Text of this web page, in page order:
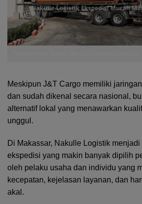
Meskipun J&T Cargo memiliki
dan sudah dikenal secara nasional,
alternatif lokal yang menawarkan
unggul.
Di Makassar, Nakulle Logistik
ekspedisi yang makin banyak dipilih
oleh pelaku usaha dan individu yang
kecepatan, kejelasan layanan, dan
akal.